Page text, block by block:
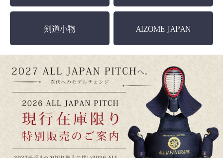
剣道小物 AIZOME JAPAN